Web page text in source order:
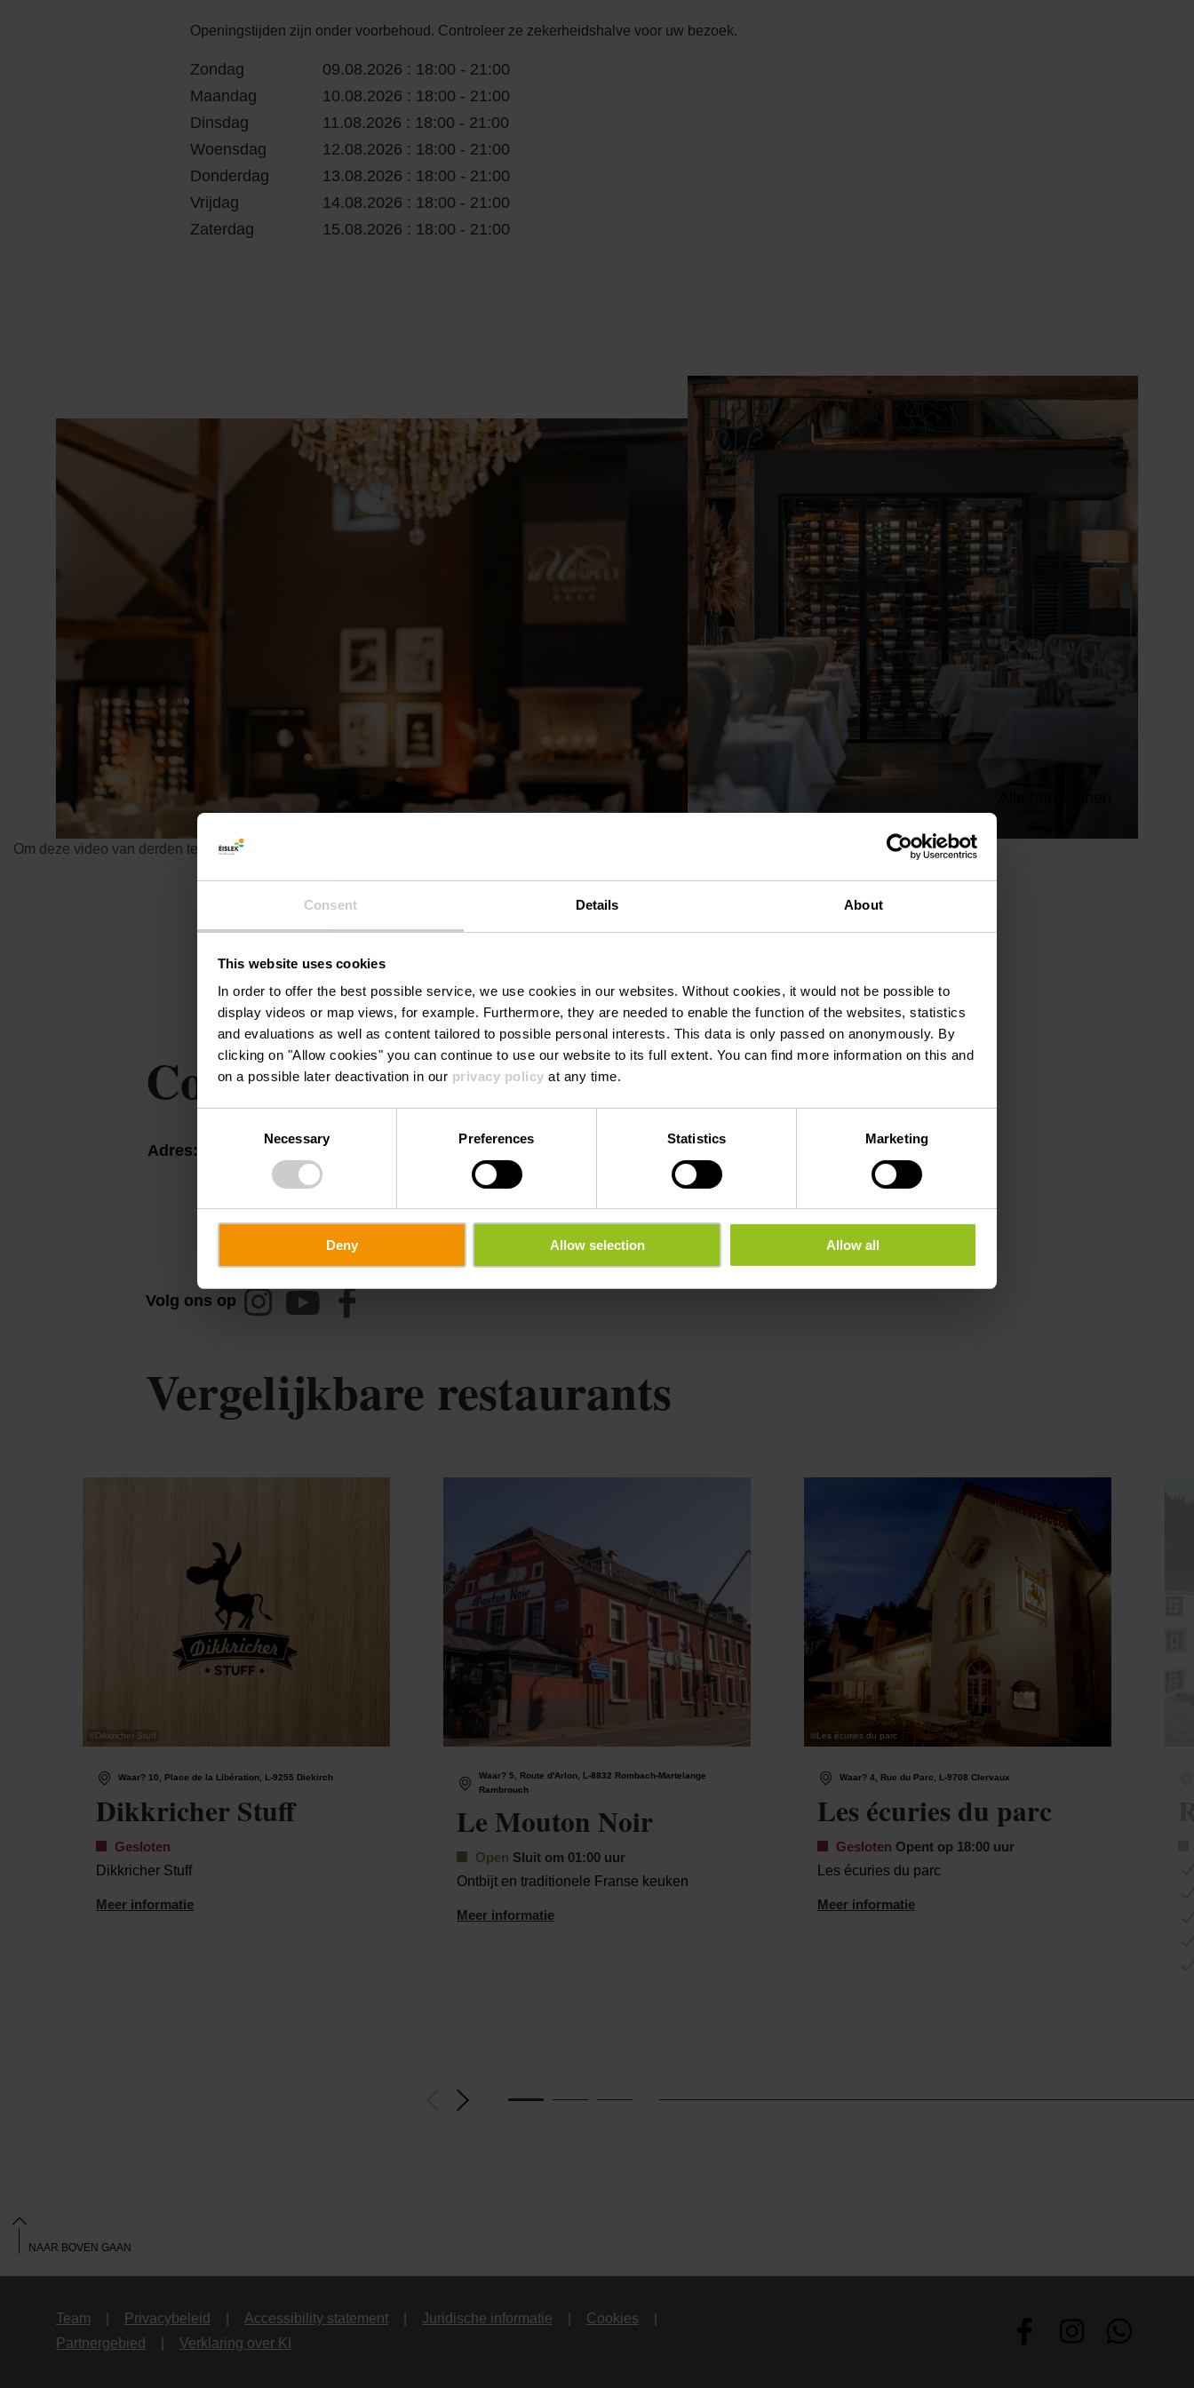
Consent Details About
This website uses cookies
In order to offer the best possible service, we use cookies in our websites. Without cookies, it would not be possible to
display videos or map views, for example. Furthermore, they are needed to enable the function of the websites, statistics
and evaluations as well as content tailored to possible personal interests. This data is only passed on anonymously. By
clicking on "Allow cookies" you can continue to use our website to its full extent. You can find more information on this and
on a possible later deactivation in our privacy policy at any time.
Necessary Preferences Statistics Marketing
Deny Allow selection Allow all
Openingstijden zijn onder voorbehoud. Controleer ze zekerheidshalve voor uw bezoek.
Zondag
09.08.2026 : 18:00 - 21:00
Maandag
10.08.2026 : 18:00 - 21:00
Dinsdag
11.08.2026 : 18:00 - 21:00
Woensdag
12.08.2026 : 18:00 - 21:00
Donderdag
13.08.2026 : 18:00 - 21:00
Vrijdag
14.08.2026 : 18:00 - 21:00
Zaterdag
15.08.2026 : 18:00 - 21:00
Om deze video van derden te bekijken, moet je de cookies accepteren.
Cookievoorkeuren aanpassen
Contact
Adres:
Château d'Urspelt
Am Schlass
Op kaart tonen
info@chateau-urspelt.lu
Volg ons op
Vergelijkbare restaurants
© Dikkricher Stuff
Waar? 10, Place de la Libération, L-9255 Diekirch
Dikkricher Stuff
Gesloten
Dikkricher Stuff
Meer informatie
Waar? 5, Route d'Arlon, L-8832 Rombach-Martelange
Rambrouch
Le Mouton Noir
Open Sluit om 01:00 uur
Ontbijt en traditionele Franse keuken
Meer informatie
©Les écuries du parc
Waar? 4, Rue du Parc, L-9708 Clervaux
Les écuries du parc
Gesloten Opent op 18:00 uur
Les écuries du parc
Meer informatie
Team Privacybeleid Accessibility statement Juridische informatie
Cookies
Partnergebied
Verklaring over KI
NAAR BOVEN GAAN